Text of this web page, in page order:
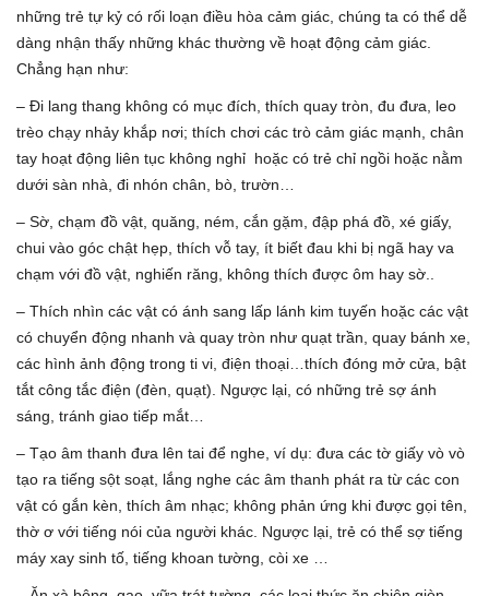
những trẻ tự kỷ có rối loạn điều hòa cảm giác, chúng ta có thể dễ
dàng nhận thấy những khác thường về hoạt động cảm giác.
Chẳng hạn như:
– Đi lang thang không có mục đích, thích quay tròn, đu đưa, leo
trèo chạy nhảy khắp nơi; thích chơi các trò cảm giác mạnh, chân
tay hoạt động liên tục không nghỉ hoặc có trẻ chỉ ngồi hoặc nằm
dưới sàn nhà, đi nhón chân, bò, trườn…
– Sờ, chạm đồ vật, quăng, ném, cắn gặm, đập phá đồ, xé giấy,
chui vào góc chật hẹp, thích vỗ tay, ít biết đau khi bị ngã hay va
chạm với đồ vật, nghiến răng, không thích được ôm hay sờ..
– Thích nhìn các vật có ánh sang lấp lánh kim tuyến hoặc các vật
có chuyển động nhanh và quay tròn như quạt trần, quay bánh xe,
các hình ảnh động trong ti vi, điện thoại…thích đóng mở cửa, bật
tắt công tắc điện (đèn, quạt). Ngược lại, có những trẻ sợ ánh
sáng, tránh giao tiếp mắt…
– Tạo âm thanh đưa lên tai để nghe, ví dụ: đưa các tờ giấy vò vò
tạo ra tiếng sột soạt, lắng nghe các âm thanh phát ra từ các con
vật có gắn kèn, thích âm nhạc; không phản ứng khi được gọi tên,
thờ ơ với tiếng nói của người khác. Ngược lại, trẻ có thể sợ tiếng
máy xay sinh tố, tiếng khoan tường, còi xe …